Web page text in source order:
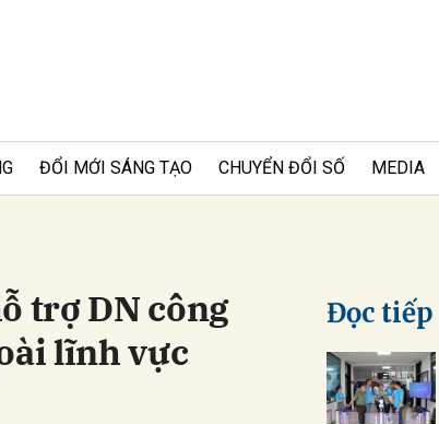
ĐỔI MỚI SÁNG TẠO CHUYỂN ĐỔI SỐ MEDIA
trợ DN công
lĩnh vực
Đọc tiếp
Gửi